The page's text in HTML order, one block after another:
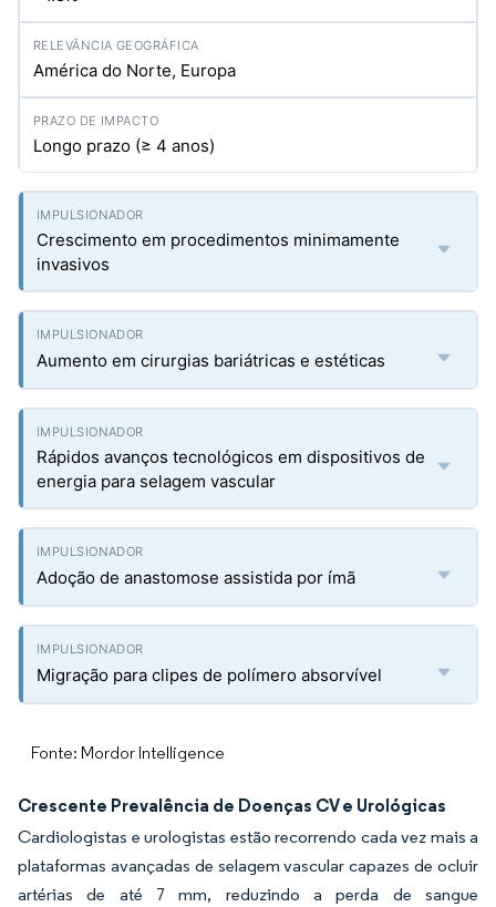
América do Norte, Europa
Longo prazo (≥ 4 anos)
Crescimento em procedimentos minimamente
invasivos
Aumento em cirurgias bariátricas e estéticas
Rápidos avanços tecnológicos em dispositivos de
energia para selagem vascular
Adoção de anastomose assistida por ímã
Migração para clipes de polímero absorvível
Fonte: Mordor Intelligence
Crescente Prevalência de Doenças CV e Urológicas
Cardiologistas e urologistas estão recorrendo cada vez mais a
plataformas avançadas de selagem vascular capazes de ocluir
artérias de até 7 mm, reduzindo a perda de sangue